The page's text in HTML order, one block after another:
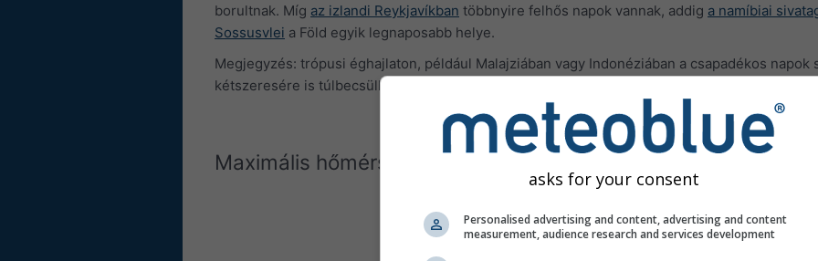
borultnak. Míg az izlandi Reykjavíkban többnyire felhős napok vannak, addig a namíbiai
Sossusvlei a Föld egyik legnaposabb helye.
Megjegyzés: trópusi éghajlaton, például Malajziában vagy Indonéziában a csapadékos napok
kétszeresére is túlbecsülhető.
Maximális hőmérsékletek
asks for your consent
Personalised advertising and content, advertising and content
measurement, audience research and services development